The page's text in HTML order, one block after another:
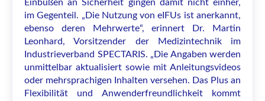
Einbußen an Sicherheit gingen damit nicht einher,
im Gegenteil. „Die Nutzung von eIFUs ist anerkannt,
ebenso deren Mehrwerte“, erinnert Dr. Martin
Leonhard, Vorsitzender der Medizintechnik im
Industrieverband SPECTARIS. „Die Angaben werden
unmittelbar aktualisiert sowie mit Anleitungsvideos
oder mehrsprachigen Inhalten versehen. Das Plus an
Flexibilität und Anwenderfreundlichkeit kommt